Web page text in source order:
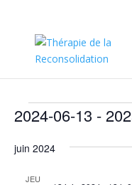
2024-06-13 -
une
juin 2024
JEU